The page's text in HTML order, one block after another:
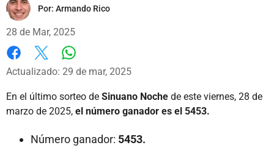
Por: Armando Rico
28 de Mar, 2025
Facebook
X
Actualizado: 29 de mar, 2025
En el último sorteo de Sinuano Noche de este viernes, 28 de
marzo de 2025, el número ganador es el 5453.
Número ganador: 5453.